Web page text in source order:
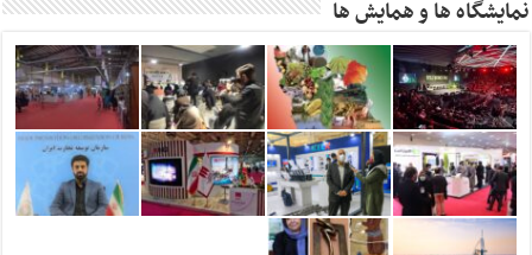
نمایشگاه ها و همایش ها